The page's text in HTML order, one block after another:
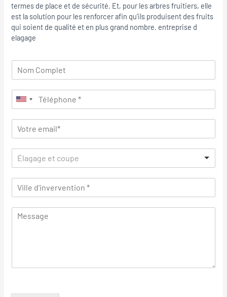
termes de place et de sécurité. Et, pour les arbres fruitiers, elle
est la solution pour les renforcer afin qu’ils produisent des fruits
qui soient de qualité et en plus grand nombre. entreprise d
elagage
Élagage et coupe